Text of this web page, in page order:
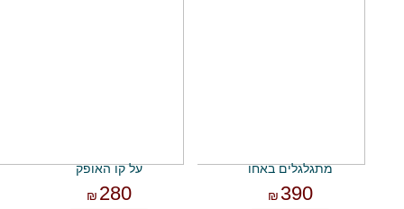
מתגלגלים באחו
₪ 390
על קו האופק
₪ 280